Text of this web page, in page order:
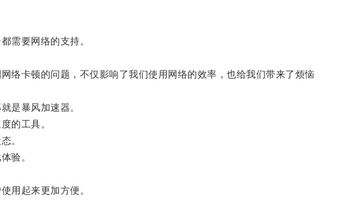
需要网络的支持。
卡顿的问题，不仅影响了我们使用网络的效率，也给我们带来了烦恼
是暴风加速器。
的工具。
。
验。
用起来更加方便。